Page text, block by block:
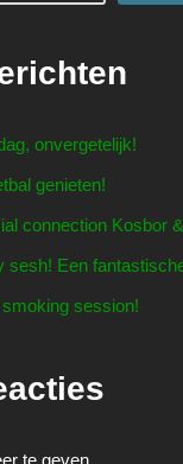
onvergetelijk!
genieten!
connection Kosbor
sesh! Een
smoking session!
te geven.